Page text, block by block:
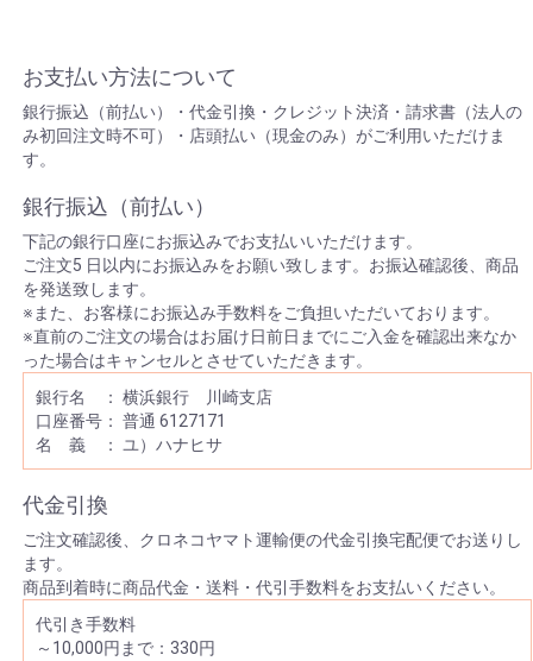
お支払い方法について
銀行振込（前払い）・代金引換・クレジット決済・請求書（法人の
み初回注文時不可）・店頭払い（現金のみ）がご利用いただけま
す。
銀行振込（前払い）
下記の銀行口座にお振込みでお支払いいただけます。
ご注文5 日以内にお振込みをお願い致します。お振込確認後、商品
を発送致します。
※また、お客様にお振込み手数料をご負担いただいております。
※直前のご注文の場合はお届け日前日までにご入金を確認出来なか
った場合はキャンセルとさせていただきます。
銀行名 ： 横浜銀行 川崎支店
口座番号： 普通 6127171
名 義 ： ユ）ハナヒサ
代金引換
ご注文確認後、クロネコヤマト運輸便の代金引換宅配便でお送りし
ます。
商品到着時に商品代金・送料・代引手数料をお支払いください。
代引き手数料
～10,000円まで：330円